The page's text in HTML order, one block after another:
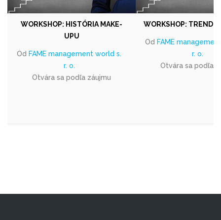
WORKSHOP: HISTÓRIA MAKE-
UPU
Od FAME management world s.
r. o.
Otvára sa podľa záujmu
WORKSHOP:
Od FAME
r. o.
Otvára sa podľa